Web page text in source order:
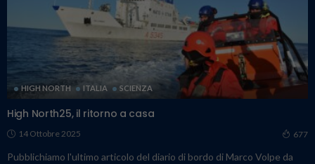
HIGH NORTH ITALIA SCIENZA
High North25, il ritorno a casa
14 Ottobre 2025 677
Pubblichiamo l'ultimo articolo del diario di bordo di Marco Volpe da